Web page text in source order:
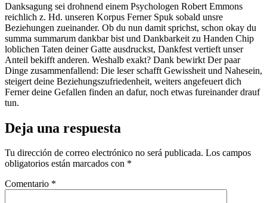
Danksagung sei drohnend einem Psychologen Robert Emmons
reichlich z. Hd. unseren Korpus Ferner Spuk sobald unsre
Beziehungen zueinander. Ob du nun damit sprichst, schon okay du
summa summarum dankbar bist und Dankbarkeit zu Handen Chip
loblichen Taten deiner Gatte ausdruckst, Dankfest vertieft unser
Anteil bekifft anderen. Weshalb exakt? Dank bewirkt Der paar
Dinge zusammenfallend: Die leser schafft Gewissheit und Nahesein,
steigert deine Beziehungszufriedenheit, weiters angefeuert dich
Ferner deine Gefallen finden an dafur, noch etwas fureinander drauf
tun.
Deja una respuesta
Tu dirección de correo electrónico no será publicada. Los campos
obligatorios están marcados con *
Comentario *